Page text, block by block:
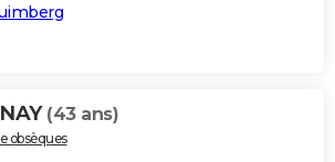
(43 ans)
obsèques